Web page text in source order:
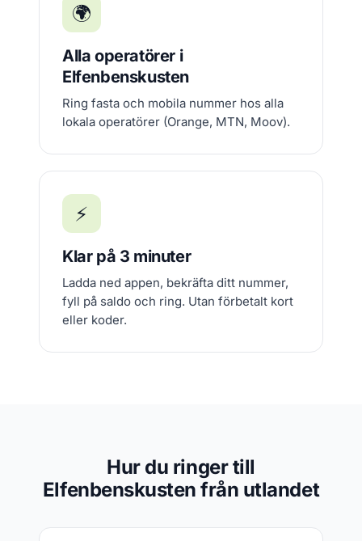
🌍
Alla operatörer i
Elfenbenskusten
Ring fasta och mobila nummer hos alla
lokala operatörer (Orange, MTN, Moov).
⚡
Klar på 3 minuter
Ladda ned appen, bekräfta ditt nummer,
fyll på saldo och ring. Utan förbetalt kort
eller koder.
Hur du ringer till
Elfenbenskusten från utlandet